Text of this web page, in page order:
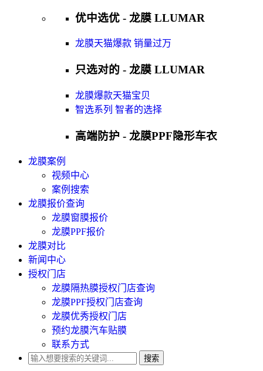
优中选优 - 龙膜 LLUMAR
龙膜天猫爆款 销量过万
只选对的 - 龙膜 LLUMAR
龙膜爆款天猫宝贝
智选系列 智者的选择
高端防护 - 龙膜PPF隐形车衣
龙膜案例
视频中心
案例搜索
龙膜报价查询
龙膜窗膜报价
龙膜PPF报价
龙膜对比
新闻中心
授权门店
龙膜隔热膜授权门店查询
龙膜PPF授权门店查询
龙膜优秀授权门店
预约龙膜汽车贴膜
联系方式
搜索